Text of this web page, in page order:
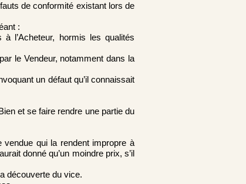
de conformité existant lors de
:
l’Acheteur, hormis les qualités
le Vendeur, notamment dans la
un défaut qu’il connaissait
et se faire rendre une partie du
qui la rendent impropre à
donné qu’un moindre prix, s’il
découverte du vice.